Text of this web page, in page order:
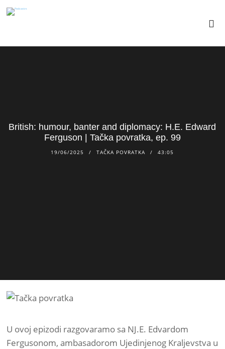
British: humour, banter and diplomacy: H.E. Edward
Ferguson | Tačka povratka, ep. 99
19/06/2025 TAČKA POVRATKA 43:05
U ovoj epizodi razgovaramo sa NJ.E. Edvardom
Fergusonom, ambasadorom Ujedinjenog Kraljevstva u